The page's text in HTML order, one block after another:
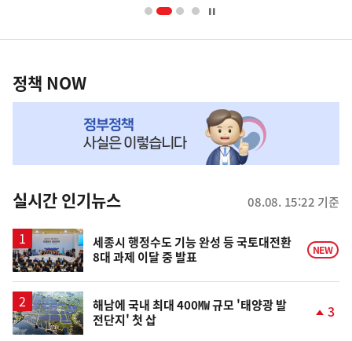
영
책
NOW,
뉴
스
정책 NOW
실시간 인기뉴스 08.08. 15:22 기준
세종시 행정수도 기능 완성 등 국토대전환
8대 과제 이달 중 발표
NEW
해남에 국내 최대 400㎿ 규모 '태양광 발
전단지' 첫 삽
3